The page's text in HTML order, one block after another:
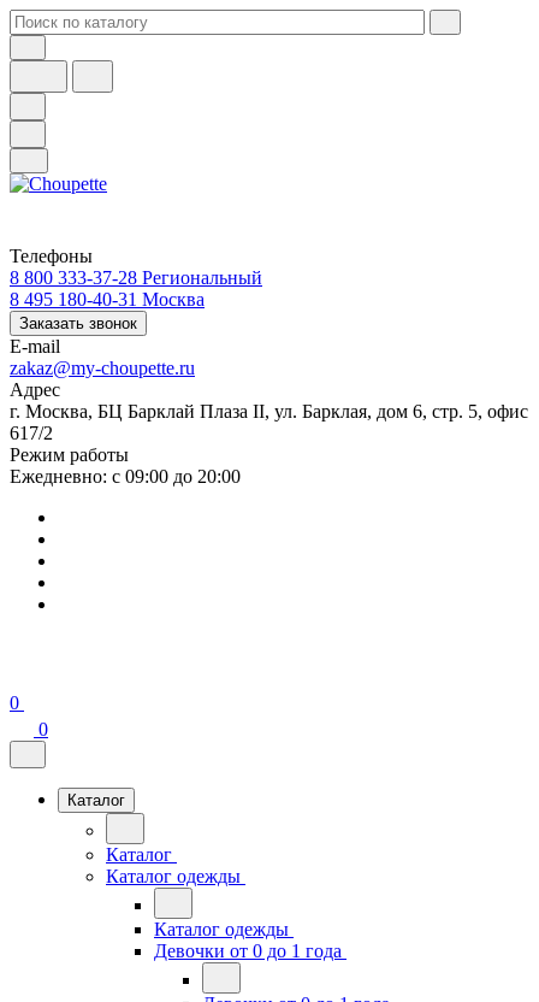
Телефоны
8 800 333-37-28 Региональный
8 495 180-40-31 Москва
Заказать звонок
E-mail
zakaz@my-choupette.ru
Адрес
г. Москва, БЦ Барклай Плаза II, ул. Барклая, дом 6, стр. 5, офис
617/2
Режим работы
Ежедневно: с 09:00 до 20:00
0
0
Каталог
Каталог
Каталог одежды
Каталог одежды
Девочки от 0 до 1 года